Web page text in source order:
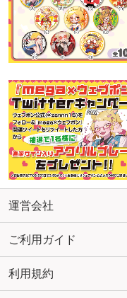
運営会社
ご利用ガイド
利用規約